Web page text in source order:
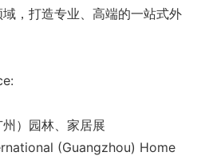
，打造专业、高端的一站式外
）园林、家居展
nal (Guangzhou) Home